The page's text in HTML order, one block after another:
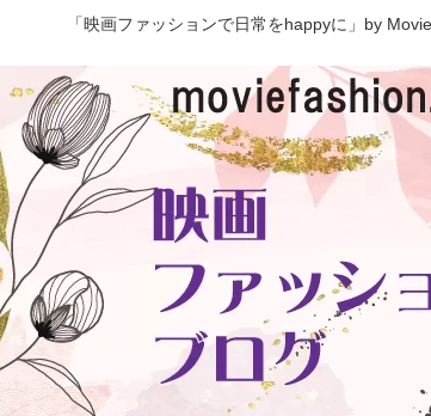
「映画ファッションで日常をhappyに」by